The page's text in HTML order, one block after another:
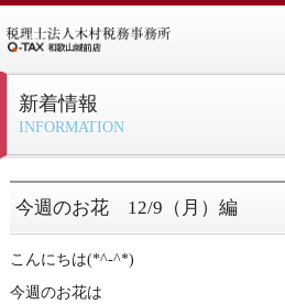
新着情報
INFORMATION
今週のお花 12/9（月）編
こんにちは(*^-^*)
今週のお花は